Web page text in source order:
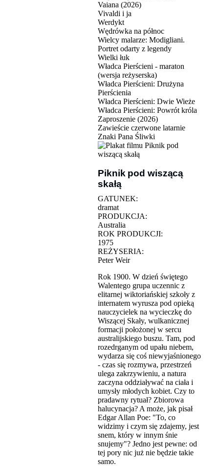
Vaiana (2026)
Vivaldi i ja
Werdykt
Wędrówka na północ
Wielcy malarze: Modigliani.
Portret odarty z legendy
Wielki łuk
Władca Pierścieni - maraton
(wersja reżyserska)
Władca Pierścieni: Drużyna
Pierścienia
Władca Pierścieni: Dwie Wieże
Władca Pierścieni: Powrót króla
Zaproszenie (2026)
Zawieście czerwone latarnie
Znaki Pana Śliwki
Piknik pod wiszącą
skałą
GATUNEK:
dramat
PRODUKCJA:
Australia
ROK PRODUKCJI:
1975
REŻYSERIA:
Peter Weir
Rok 1900. W dzień świętego
Walentego grupa uczennic z
elitarnej wiktoriańskiej szkoły z
internatem wyrusza pod opieką
nauczycielek na wycieczkę do
Wiszącej Skały, wulkanicznej
formacji położonej w sercu
australijskiego buszu. Tam, pod
rozedrganym od upału niebem,
wydarza się coś niewyjaśnionego
- czas się rozmywa, przestrzeń
ulega zakrzywieniu, a natura
zaczyna oddziaływać na ciała i
umysły młodych kobiet. Czy to
pradawny rytuał? Zbiorowa
halucynacja? A może, jak pisał
Edgar Allan Poe: "To, co
widzimy i czym się zdajemy, jest
snem, który w innym śnie
snujemy"? Jedno jest pewne: od
tej pory nic już nie będzie takie
samo.